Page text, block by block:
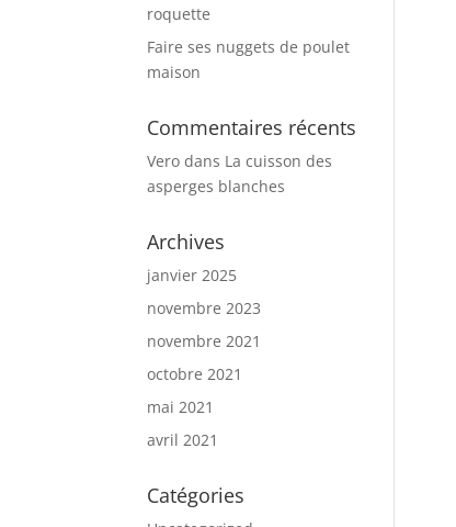
roquette
Faire ses nuggets de poulet
maison
Commentaires récents
Vero dans La cuisson des
asperges blanches
Archives
janvier 2025
novembre 2023
novembre 2021
octobre 2021
mai 2021
avril 2021
Catégories